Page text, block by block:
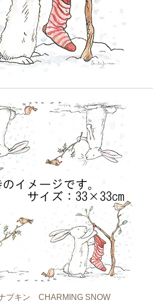
プキン CHARMING SNOW